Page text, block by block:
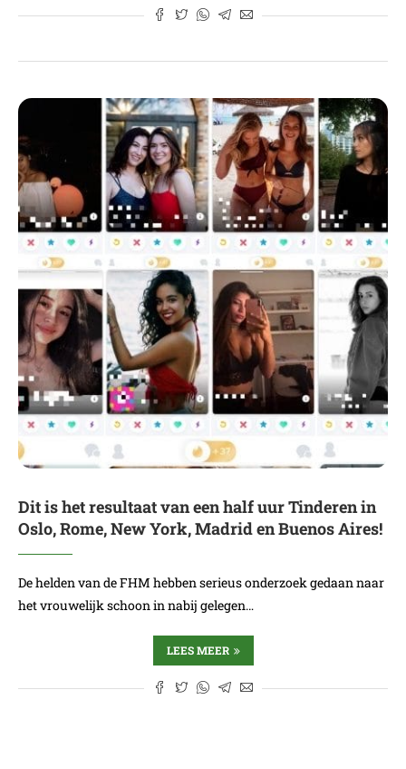
Dit is het resultaat van een half uur Tinderen in
Oslo, Rome, New York, Madrid en Buenos Aires!
De helden van de FHM hebben serieus onderzoek gedaan naar
het vrouwelijk schoon in nabij gelegen…
LEES MEER